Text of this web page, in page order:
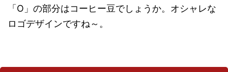
「O」の部分はコーヒー豆でしょうか。オシャレな
ロゴデザインですね～。